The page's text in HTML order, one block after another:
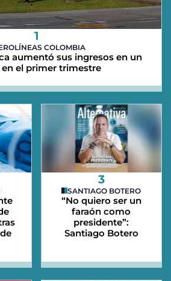
1
COLOMBIA
aumentó sus ingresos en un
en el primer trimestre
3
SANTIAGO BOTERO
“No quiero ser un
faraón como
presidente”:
Santiago Botero